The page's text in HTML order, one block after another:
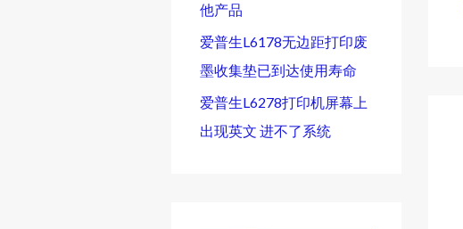
他产品
爱普生L6178无边距打印废
墨收集垫已到达使用寿命
爱普生L6278打印机屏幕上
出现英文 进不了系统